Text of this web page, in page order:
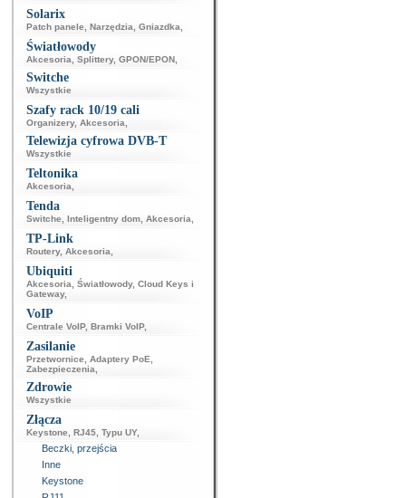
Solarix
Patch panele Narzędzia Gniazdka
Światłowody
Akcesoria Splittery, GPON/EPON
Switche
Wszystkie
Szafy rack 10/19 cali
Organizery, Akcesoria
Telewizja cyfrowa DVB-T
Wszystkie
Teltonika
Akcesoria
Tenda
Switche Inteligentny dom Akcesoria
TP-Link
Routery, Akcesoria
Ubiquiti
Akcesoria Światłowody, Cloud Keys i
Gateway,
VoIP
Centrale VoIP, Bramki VoIP,
Zasilanie
Przetwornice Adaptery PoE
Zabezpieczenia
Zdrowie
Wszystkie
Złącza
Keystone RJ45 Typu UY,
Beczki, przejścia
Inne
Keystone